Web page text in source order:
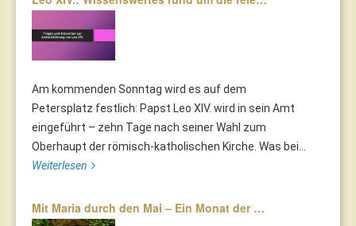
Am kommenden Sonntag wird es auf dem
Petersplatz festlich: Papst Leo XIV. wird in sein Amt
eingeführt – zehn Tage nach seiner Wahl zum
Oberhaupt der römisch-katholischen Kirche. Was bei...
Weiterlesen
Mit Maria durch den Mai – Ein Monat der …